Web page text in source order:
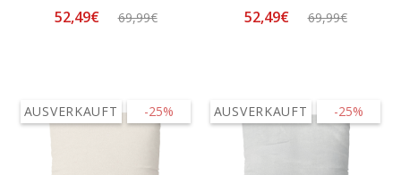
52,49€ 69,99€ 52,49€ 69,99€
-25%
AUSVERKAUFT -25%
AUSVERKAUFT